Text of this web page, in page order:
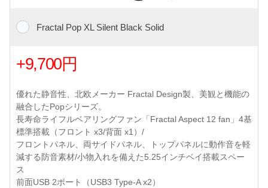
Fractal Pop XL Silent Black Solid
+9,700円
優れた静音性、北欧メーカー Fractal Design製、美観と機能の
融合したPopシリーズ。
長寿命ライフルベアリングファン「Fractal Aspect 12 fan」4基
標準搭載（フロント x3/背面 x1）/
フロントパネル、両サイドパネル、トップパネルに動作音を軽
減する防音素材/小物入れを備えた5.25インチベイ搭載スペー
ス
前面USB 2ポート（USB3 Type-A x2）